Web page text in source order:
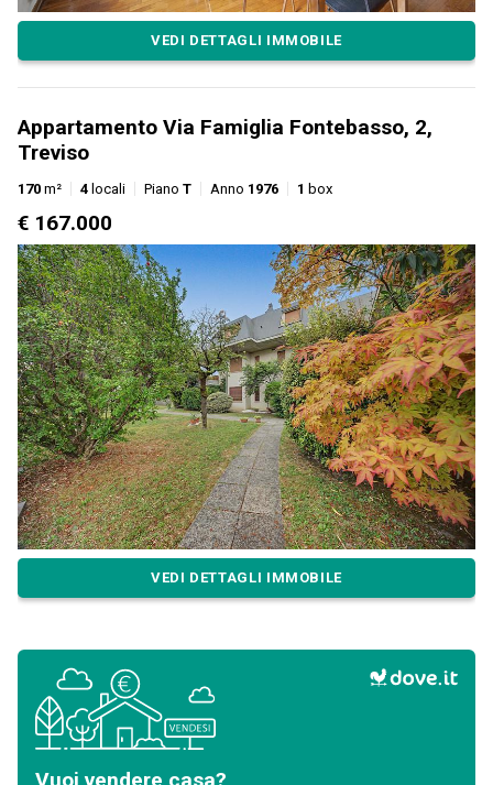
VEDI DETTAGLI IMMOBILE
Appartamento Via Famiglia Fontebasso, 2,
Treviso
170 m² 4 locali Piano T Anno 1976 1 box
€ 167.000
VEDI DETTAGLI IMMOBILE
Vuoi vendere casa?